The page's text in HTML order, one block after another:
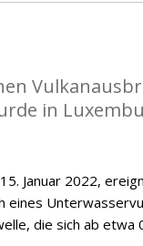
in
Januar 2022,
eines
die sich ab etwa